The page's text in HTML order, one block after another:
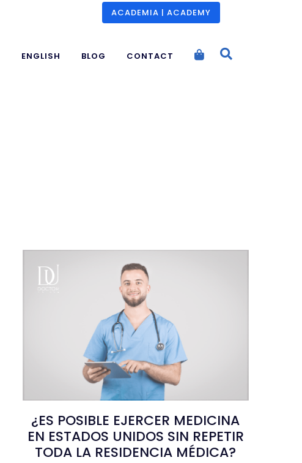
ACADEMIA | ACADEMY
ENGLISH BLOG CONTACT
¿ES POSIBLE EJERCER MEDICINA
EN ESTADOS UNIDOS SIN REPETIR
TODA LA RESIDENCIA MÉDICA?